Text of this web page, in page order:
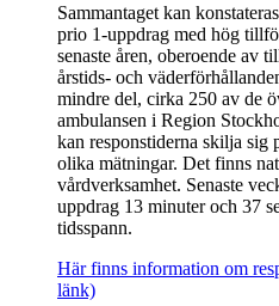
Sammantaget kan
prio 1-uppdrag med hög
senaste åren, oberoende av
årstids- och
mindre del, cirka 250 av de
ambulansen i Region
kan responstiderna skilja sig
olika mätningar. Det finns
vårdverksamhet. Senaste
uppdrag 13 minuter och 37
tidsspann.
Här finns information om
länk)